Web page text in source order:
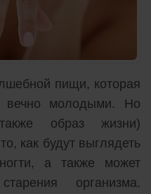
пищи, которая
вечно молодыми. Но
образ жизни)
как будут выглядеть
а также может
организма.